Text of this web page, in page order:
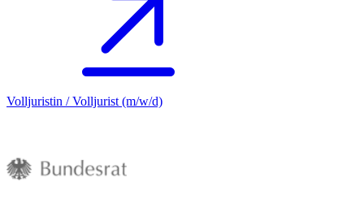
Volljuristin / Volljurist (m/w/d)